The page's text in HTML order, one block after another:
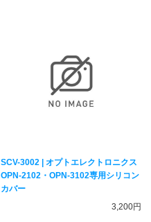
SCV-3002 | オプトエレクトロニクス
OPN-2102・OPN-3102専用シリコン
カバー
3,200円